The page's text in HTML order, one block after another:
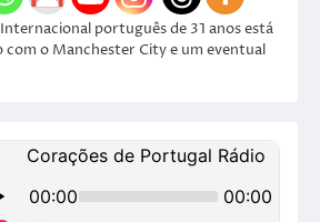
português de 31 anos está
o Manchester City e um eventual